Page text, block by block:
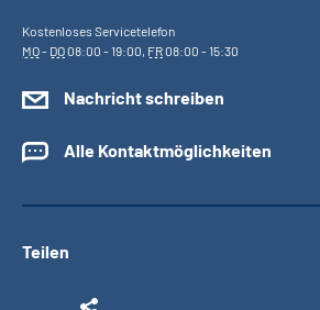
Kostenloses Servicetelefon
MO- DO08:00 - 19:00, FR08:00 - 15:30
Nachricht schreiben
Alle Kontaktmöglichkeiten
Teilen